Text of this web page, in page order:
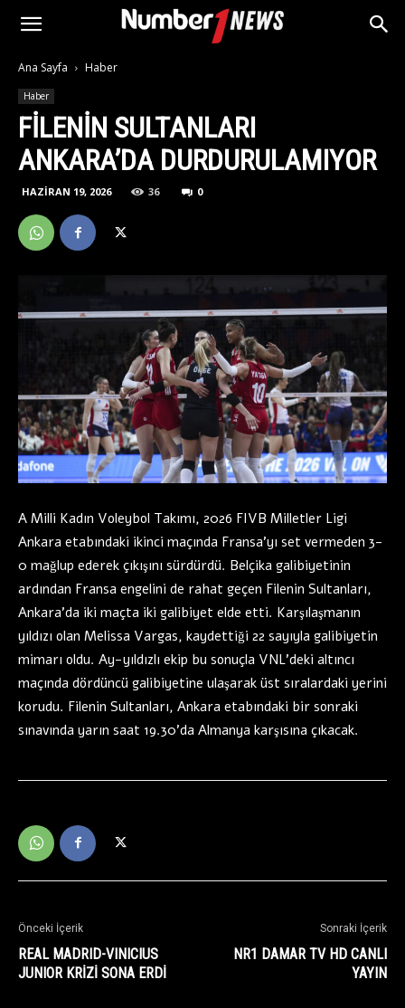
Ana Sayfa Haber
Haber
FİLENİN SULTANLARI
ANKARA’DA DURDURULAMIYOR
HAZIRAN 19, 2026 36 0
A Milli Kadın Voleybol Takımı, 2026 FIVB Milletler Ligi
Ankara etabındaki ikinci maçında Fransa’yı set vermeden 3-
0 mağlup ederek çıkışını sürdürdü. Belçika galibiyetinin
ardından Fransa engelini de rahat geçen Filenin Sultanları,
Ankara’da iki maçta iki galibiyet elde etti. Karşılaşmanın
yıldızı olan Melissa Vargas, kaydettiği 22 sayıyla galibiyetin
mimarı oldu. Ay-yıldızlı ekip bu sonuçla VNL’deki altıncı
maçında dördüncü galibiyetine ulaşarak üst sıralardaki yerini
korudu. Filenin Sultanları, Ankara etabındaki bir sonraki
sınavında yarın saat 19.30’da Almanya karşısına çıkacak.
Önceki İçerik
REAL MADRID-VINICIUS
JUNIOR KRİZİ SONA ERDİ
Sonraki İçerik
NR1 DAMAR TV HD CANLI
YAYIN